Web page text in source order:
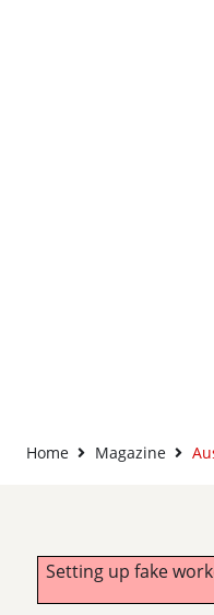
Home Magazine
Setting up fake